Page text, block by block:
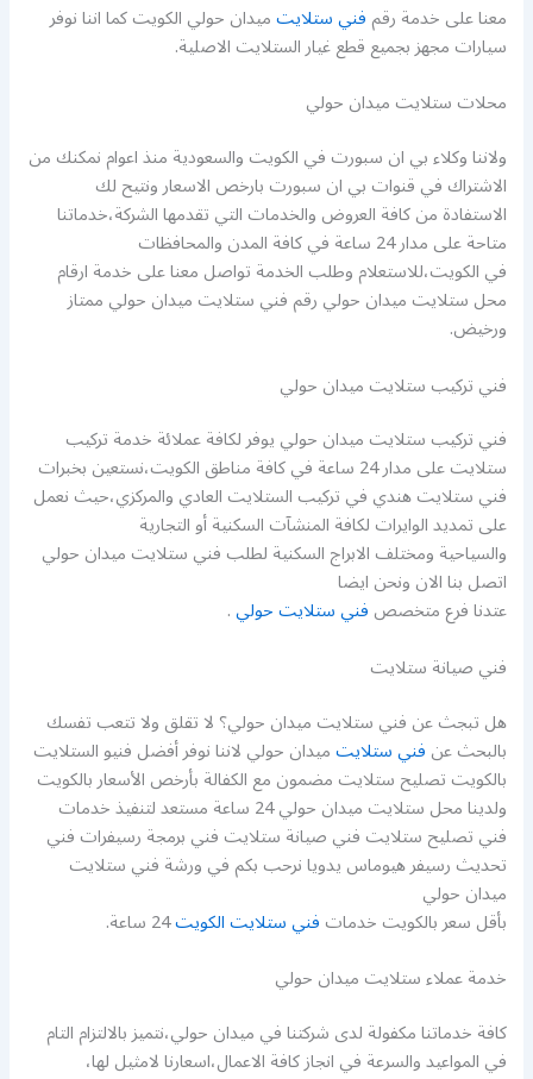
معنا على خدمة رقمفني ستلايتميدان حولي الكويت كما اننا نوفر
سيارات مجهز بجميع قطع غيار الستلايت الاصلية.
محلات ستلايت ميدان حولي
ولاننا وكلاء بي ان سبورت في الكويت والسعودية منذ اعوام نمكنك من
الاشتراك في قنوات بي ان سبورت بارخص الاسعار ونتيح لك
الاستفادة من كافة العروض والخدمات التي تقدمها الشركة،خدماتنا
متاحة على مدار 24 ساعة في كافة المدن والمحافظات
في الكويت،للاستعلام وطلب الخدمة تواصل معنا على خدمة ارقام
محل ستلايت ميدان حولي رقم فني ستلايت ميدان حولي ممتاز
ورخيض.
فني تركيب ستلايت ميدان حولي
فني تركيب ستلايت ميدان حولي يوفر لكافة عملائة خدمة تركيب
ستلايت على مدار 24 ساعة في كافة مناطق الكويت،نستعين بخبرات
فني ستلايت هندي في تركيب الستلايت العادي والمركزي،حيث نعمل
على تمديد الوايرات لكافة المنشآت السكنية أو التجارية
والسياحية ومختلف الابراج السكنية لطلب فني ستلايت ميدان حولي
اتصل بنا الان ونحن ايضا
عتدنا فرع متخصصفني ستلايت حولي.
فني صيانة ستلايت
هل تبجث عن فني ستلايت ميدان حولي؟ لا تقلق ولا تتعب تفسك
بالبحث عنفني ستلايتميدان حولي لاننا نوفر أفضل فنيو الستلايت
بالكويت تصليح ستلايت مضمون مع الكفالة بأرخص الأسعار بالكويت
ولدينا محل ستلايت ميدان حولي 24 ساعة مستعد لتنفيذ خدمات
فني تصليح ستلايت فني صيانة ستلايت فني برمجة رسيفرات فني
تحديث رسيفر هيوماس يدويا نرحب بكم في ورشة فني ستلايت
ميدان حولي
بأقل سعر بالكويت خدماتفني ستلايت الكويت24 ساعة.
خدمة عملاء ستلايت ميدان حولي
كافة خدماتنا مكفولة لدى شركتنا في ميدان حولي،نتميز بالالتزام التام
في المواعيد والسرعة في انجاز كافة الاعمال،اسعارنا لامثيل لها،